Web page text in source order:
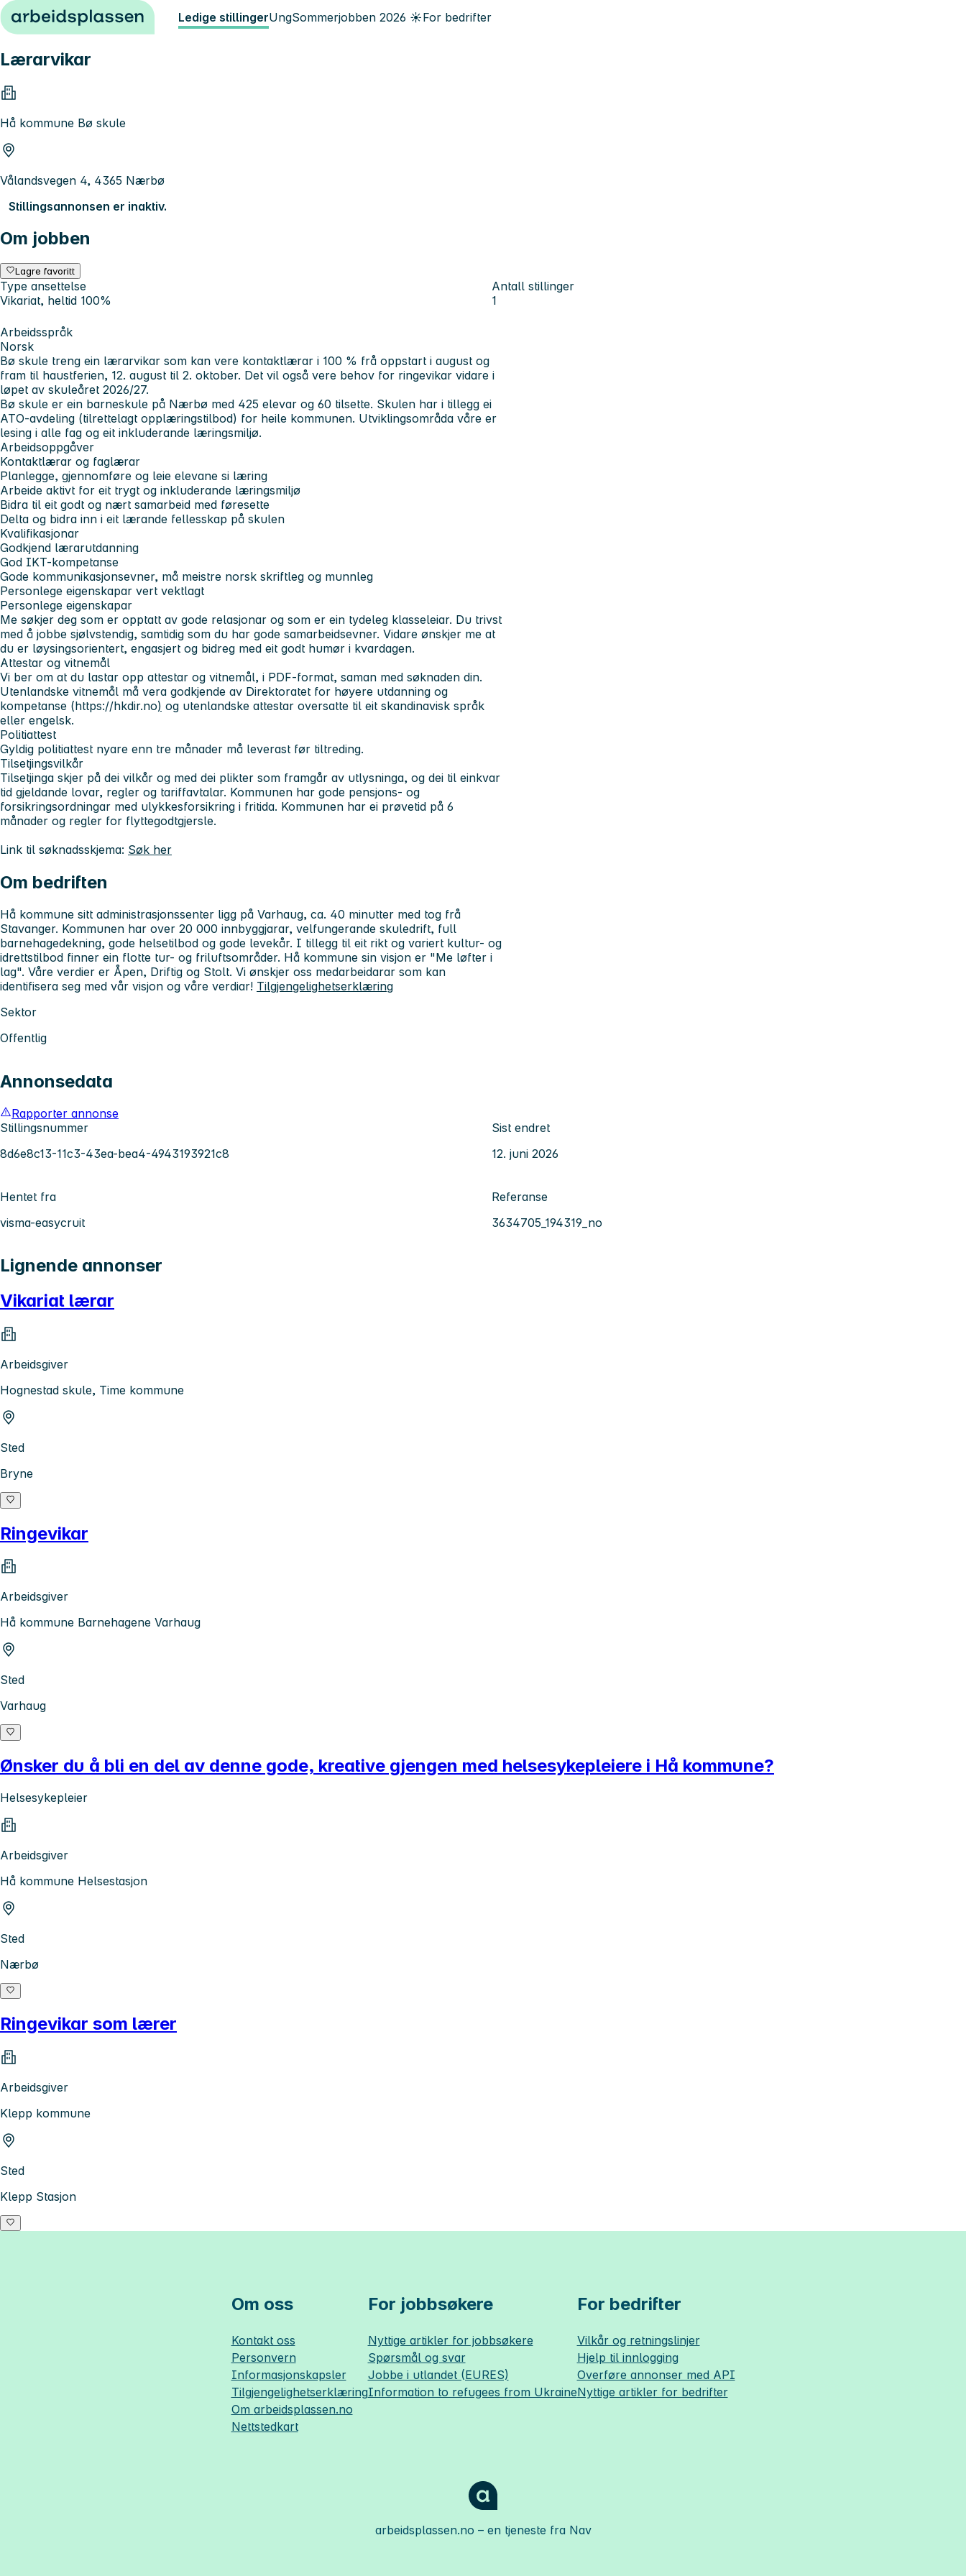
Hopp til innhold Ledige stillingerUngSommerjobben 2026 ☀️For bedrifter
Lærarvikar
Hå kommune Bø skule
Vålandsvegen 4, 4365 Nærbø
Stillingsannonsen er inaktiv.
Om jobben
Lagre favoritt
Type ansettelse
Vikariat, heltid 100%
Antall stillinger
1
Arbeidsspråk
Norsk
Bø skule treng ein lærarvikar som kan vere kontaktlærar i 100 % frå oppstart i august og
fram til haustferien, 12. august til 2. oktober. Det vil også vere behov for ringevikar vidare i
løpet av skuleåret 2026/27.
Bø skule er ein barneskule på Nærbø med 425 elevar og 60 tilsette. Skulen har i tillegg ei
ATO-avdeling (tilrettelagt opplæringstilbod) for heile kommunen. Utviklingsområda våre er
lesing i alle fag og eit inkluderande læringsmiljø.
Arbeidsoppgåver
Kontaktlærar og faglærar
Planlegge, gjennomføre og leie elevane si læring
Arbeide aktivt for eit trygt og inkluderande læringsmiljø
Bidra til eit godt og nært samarbeid med føresette
Delta og bidra inn i eit lærande fellesskap på skulen
Kvalifikasjonar
Godkjend lærarutdanning
God IKT-kompetanse
Gode kommunikasjonsevner, må meistre norsk skriftleg og munnleg
Personlege eigenskapar vert vektlagt
Personlege eigenskapar
Me søkjer deg som er opptatt av gode relasjonar og som er ein tydeleg klasseleiar. Du trivst
med å jobbe sjølvstendig, samtidig som du har gode samarbeidsevner. Vidare ønskjer me at
du er løysingsorientert, engasjert og bidreg med eit godt humør i kvardagen.
Attestar og vitnemål
Vi ber om at du lastar opp attestar og vitnemål, i PDF-format, saman med søknaden din.
Utenlandske vitnemål må vera godkjende av Direktoratet for høyere utdanning og
kompetanse (https://hkdir.no) og utenlandske attestar oversatte til eit skandinavisk språk
eller engelsk.
Politiattest
Gyldig politiattest nyare enn tre månader må leverast før tiltreding.
Tilsetjingsvilkår
Tilsetjinga skjer på dei vilkår og med dei plikter som framgår av utlysninga, og dei til einkvar
tid gjeldande lovar, regler og tariffavtalar. Kommunen har gode pensjons- og
forsikringsordningar med ulykkesforsikring i fritida. Kommunen har ei prøvetid på 6
månader og regler for flyttegodtgjersle.
Link til søknadsskjema: Søk her
Om bedriften
Hå kommune sitt administrasjonssenter ligg på Varhaug, ca. 40 minutter med tog frå
Stavanger. Kommunen har over 20 000 innbyggjarar, velfungerande skuledrift, full
barnehagedekning, gode helsetilbod og gode levekår. I tillegg til eit rikt og variert kultur- og
idrettstilbod finner ein flotte tur- og friluftsområder. Hå kommune sin visjon er "Me løfter i
lag". Våre verdier er Åpen, Driftig og Stolt. Vi ønskjer oss medarbeidarar som kan
identifisera seg med vår visjon og våre verdiar! Tilgjengelighetserklæring
Sektor
Offentlig
Annonsedata
Rapporter annonse
Stillingsnummer
8d6e8c13-11c3-43ea-bea4-4943193921c8
Sist endret
12. juni 2026
Hentet fra
visma-easycruit
Referanse
3634705_194319_no
Lignende annonser
Vikariat lærar
Arbeidsgiver
Hognestad skule, Time kommune
Sted
Bryne
Ringevikar
Arbeidsgiver
Hå kommune Barnehagene Varhaug
Sted
Varhaug
Ønsker du å bli en del av denne gode, kreative gjengen med helsesykepleiere i Hå kommune?
Helsesykepleier
Arbeidsgiver
Hå kommune Helsestasjon
Sted
Nærbø
Ringevikar som lærer
Arbeidsgiver
Klepp kommune
Sted
Klepp Stasjon
Om oss
Kontakt oss
Personvern
Informasjonskapsler
Tilgjengelighetserklæring
Om arbeidsplassen.no
Nettstedkart
For jobbsøkere
Nyttige artikler for jobbsøkere
Spørsmål og svar
Jobbe i utlandet (EURES)
Information to refugees from Ukraine
For bedrifter
Vilkår og retningslinjer
Hjelp til innlogging
Overføre annonser med API
Nyttige artikler for bedrifter
arbeidsplassen.no – en tjeneste fra Nav